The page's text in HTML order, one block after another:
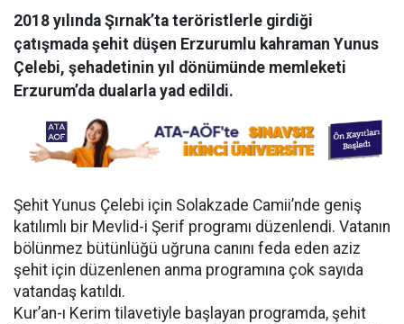
2018 yılında Şırnak’ta teröristlerle girdiği
çatışmada şehit düşen Erzurumlu kahraman Yunus
Çelebi, şehadetinin yıl dönümünde memleketi
Erzurum’da dualarla yad edildi.
Şehit Yunus Çelebi için Solakzade Camii’nde geniş
katılımlı bir Mevlid-i Şerif programı düzenlendi. Vatanın
bölünmez bütünlüğü uğruna canını feda eden aziz
şehit için düzenlenen anma programına çok sayıda
vatandaş katıldı.
Kur’an-ı Kerim tilavetiyle başlayan programda, şehit